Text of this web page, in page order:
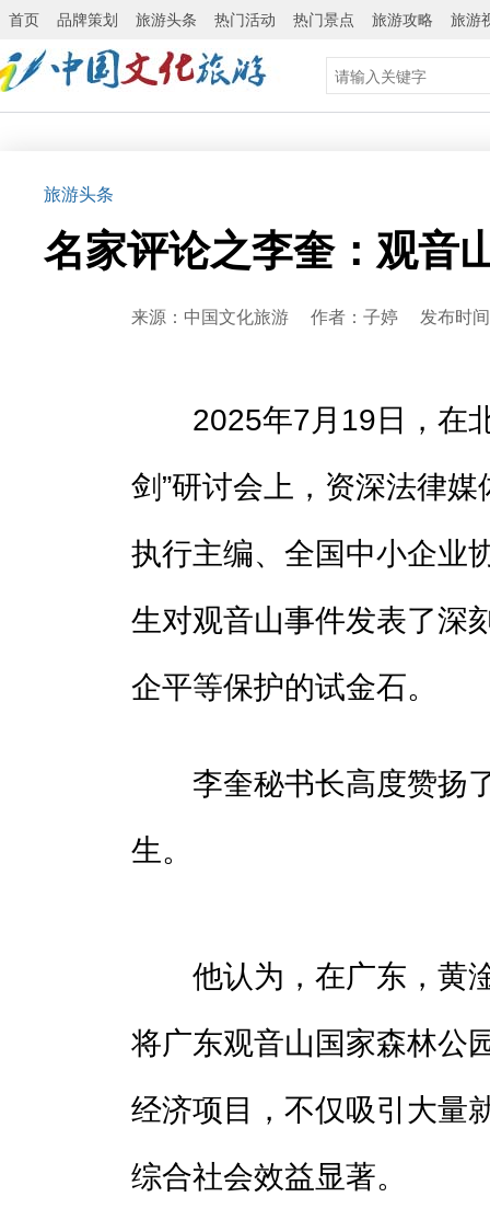
首页 品牌策划 旅游头条 热门活动 热门景点 旅游攻略 旅游
旅游头条
名家评论之李奎：观
来源：中国文化旅游 作者：子婷 发布时间
2025年7月19日，在北
剑”研讨会上，资深法律
执行主编、全国中小企业
生对观音山事件发表了深
企平等保护的试金石。
李奎秘书长高度赞扬了
生。
他认为，在广东，黄淦
将广东观音山国家森林公
经济项目，不仅吸引大量
综合社会效益显著。